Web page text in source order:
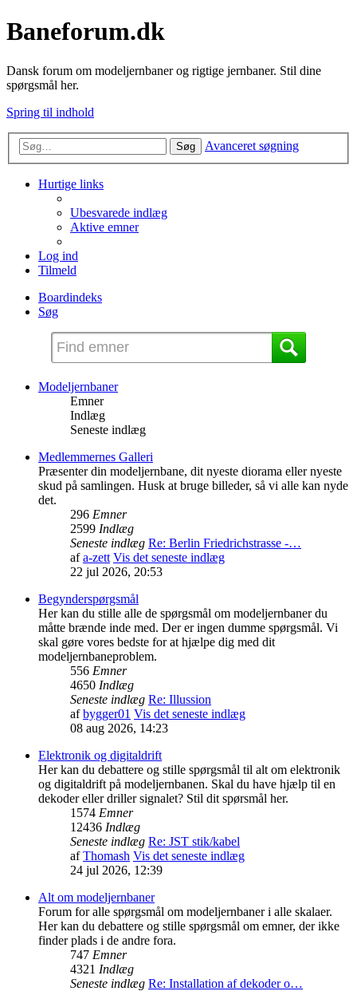
Baneforum.dk
Dansk forum om modeljernbaner og rigtige jernbaner. Stil dine
spørgsmål her.
Spring til indhold
Søg Avanceret søgning
Hurtige links
Ubesvarede indlæg
Aktive emner
Log ind
Tilmeld
Boardindeks
Søg
Modeljernbaner
Emner
Indlæg
Seneste indlæg
Medlemmernes Galleri
Præsenter din modeljernbane, dit nyeste diorama eller nyeste
skud på samlingen. Husk at bruge billeder, så vi alle kan nyde
det.
296 Emner
2599 Indlæg
Seneste indlæg Re: Berlin Friedrichstrasse -…
afa-zett Vis det seneste indlæg
22 jul 2026, 20:53
Begynderspørgsmål
Her kan du stille alle de spørgsmål om modeljernbaner du
måtte brænde inde med. Der er ingen dumme spørgsmål. Vi
skal gøre vores bedste for at hjælpe dig med dit
modeljernbaneproblem.
556 Emner
4650 Indlæg
Seneste indlæg Re: Illussion
afbygger01 Vis det seneste indlæg
08 aug 2026, 14:23
Elektronik og digitaldrift
Her kan du debattere og stille spørgsmål til alt om elektronik
og digitaldrift på modeljernbanen. Skal du have hjælp til en
dekoder eller driller signalet? Stil dit spørsmål her.
1574 Emner
12436 Indlæg
Seneste indlæg Re: JST stik/kabel
afThomash Vis det seneste indlæg
24 jul 2026, 12:39
Alt om modeljernbaner
Forum for alle spørgsmål om modeljernbaner i alle skalaer.
Her kan du debattere og stille spørgsmål om emner, der ikke
finder plads i de andre fora.
747 Emner
4321 Indlæg
Seneste indlæg Re: Installation af dekoder o…